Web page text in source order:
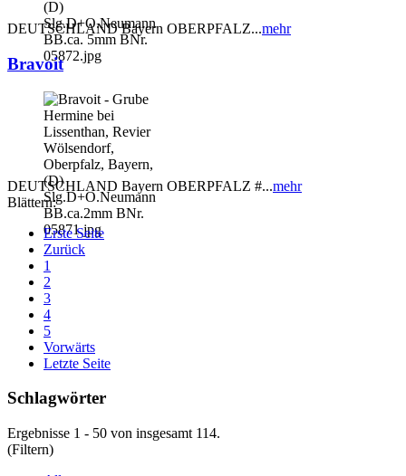
DEUTSCHLAND Bayern OBERPFALZ...mehr
Bravoit
DEUTSCHLAND Bayern OBERPFALZ #...mehr
Blättern:
Erste Seite
Zurück
1
2
3
4
5
Vorwärts
Letzte Seite
Schlagwörter
Ergebnisse 1 - 50 von insgesamt 114.
(Filtern)